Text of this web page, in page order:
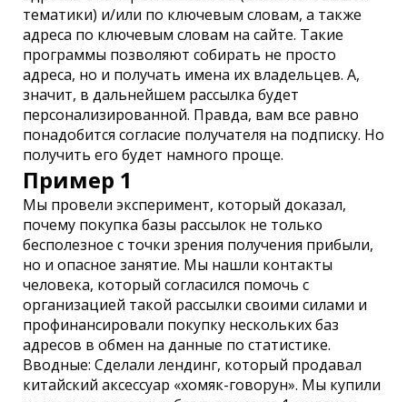
тематики) и/или по ключевым словам, а также
адреса по ключевым словам на сайте. Такие
программы позволяют собирать не просто
адреса, но и получать имена их владельцев. А,
значит, в дальнейшем рассылка будет
персонализированной. Правда, вам все равно
понадобится согласие получателя на подписку. Но
получить его будет намного проще.
Пример 1
Мы провели эксперимент, который доказал,
почему покупка базы рассылок не только
бесполезное с точки зрения получения прибыли,
но и опасное занятие. Мы нашли контакты
человека, который согласился помочь с
организацией такой рассылки своими силами и
профинансировали покупку нескольких баз
адресов в обмен на данные по статистике.
Вводные: Сделали лендинг, который продавал
китайский аксессуар «хомяк-говорун». Мы купили